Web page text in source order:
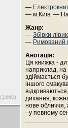
(1660)
—
— м.Київ. —
Жанр:
— Збірки
— Римований
Анотація:
Ця книжка -
наприклад, на
здіймається
іншого
дихання,
нове обличчя,
- у певному